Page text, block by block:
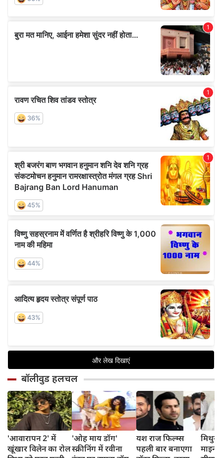
बॉलीवुड हलचल
'आवारापन 2' में
खूंखार विलेन का रोल
'ओह माय डॉग'
स्क्रीनिंग में रवीना
यश राज फिल्म्स
पहली बार बनाएगा
मिथुन